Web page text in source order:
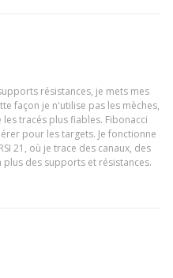
résistances, je mets mes
façon je n'utilise pas les mèches,
tracés plus fiables. Fibonacci
pour les targets. Je fonctionne
21, où je trace des canaux, des
des supports et résistances.